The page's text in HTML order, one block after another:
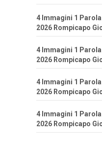
4 Immagini 1
2026 Rompicapo
4 Immagini 1
2026 Rompicapo
4 Immagini 1
2026 Rompicapo
4 Immagini 1
2026 Rompicapo